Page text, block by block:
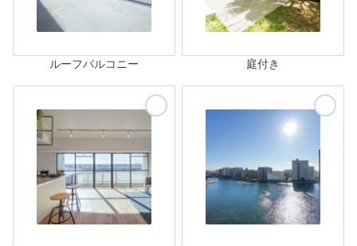
ルーフバルコニー 庭付き